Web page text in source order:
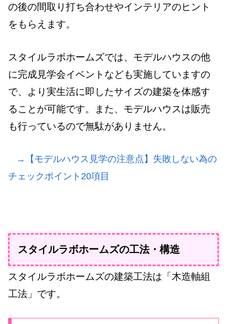
の後の間取り打ち合わせやインテリアのヒント
をもらえます。
スタイルラボホームズでは、モデルハウスの他
に完成見学会イベントなども実施していますの
で、より実生活に即したサイズの建築を体感す
ることが可能です。また、モデルハウスは販売
も行っているので無駄がありません。
→【モデルハウス見学の注意点】失敗しない為の
チェックポイント20項目
スタイルラボホームズの工法・構造
スタイルラボホームズの建築工法は「木造軸組
工法」です。